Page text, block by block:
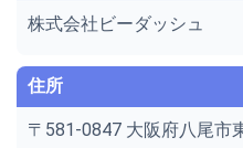
株式会社ビーダッシュ
住所
〒581-0847 大阪府八尾市